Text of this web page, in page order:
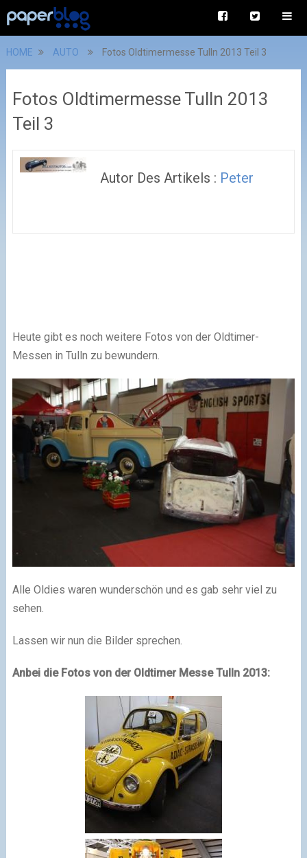
HOME AUTO Fotos Oldtimermesse Tulln 2013 Teil 3
Fotos Oldtimermesse Tulln 2013
Teil 3
Autor Des Artikels : Peter
Heute gibt es noch weitere Fotos von der Oldtimer-
Messen in Tulln zu bewundern.
Alle Oldies waren wunderschön und es gab sehr viel zu
sehen.
Lassen wir nun die Bilder sprechen.
Anbei die Fotos von der Oldtimer Messe Tulln 2013: